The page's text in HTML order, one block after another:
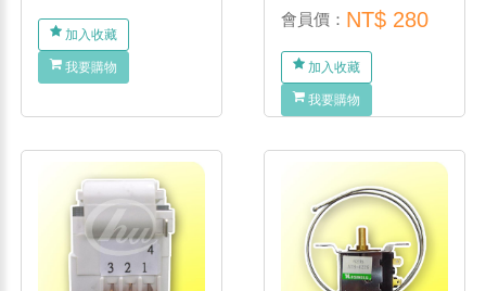
加入收藏
我要購物
會員價： NT$ 280
加入收藏
我要購物